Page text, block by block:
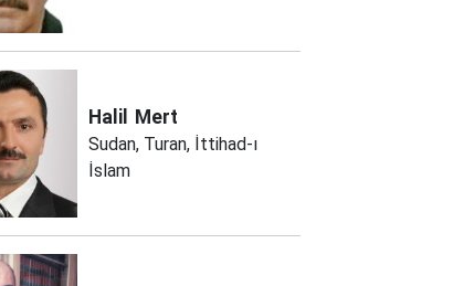
Halil Mert
Sudan, Turan, İttihad-ı
İslam